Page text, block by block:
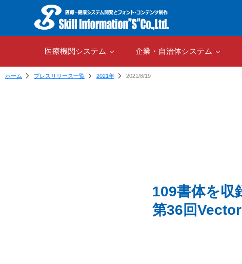
医療機関システム 企業・自治体システム
ホーム プレスリリース一覧 2021年 2021/8/19
109書体を収
第36回